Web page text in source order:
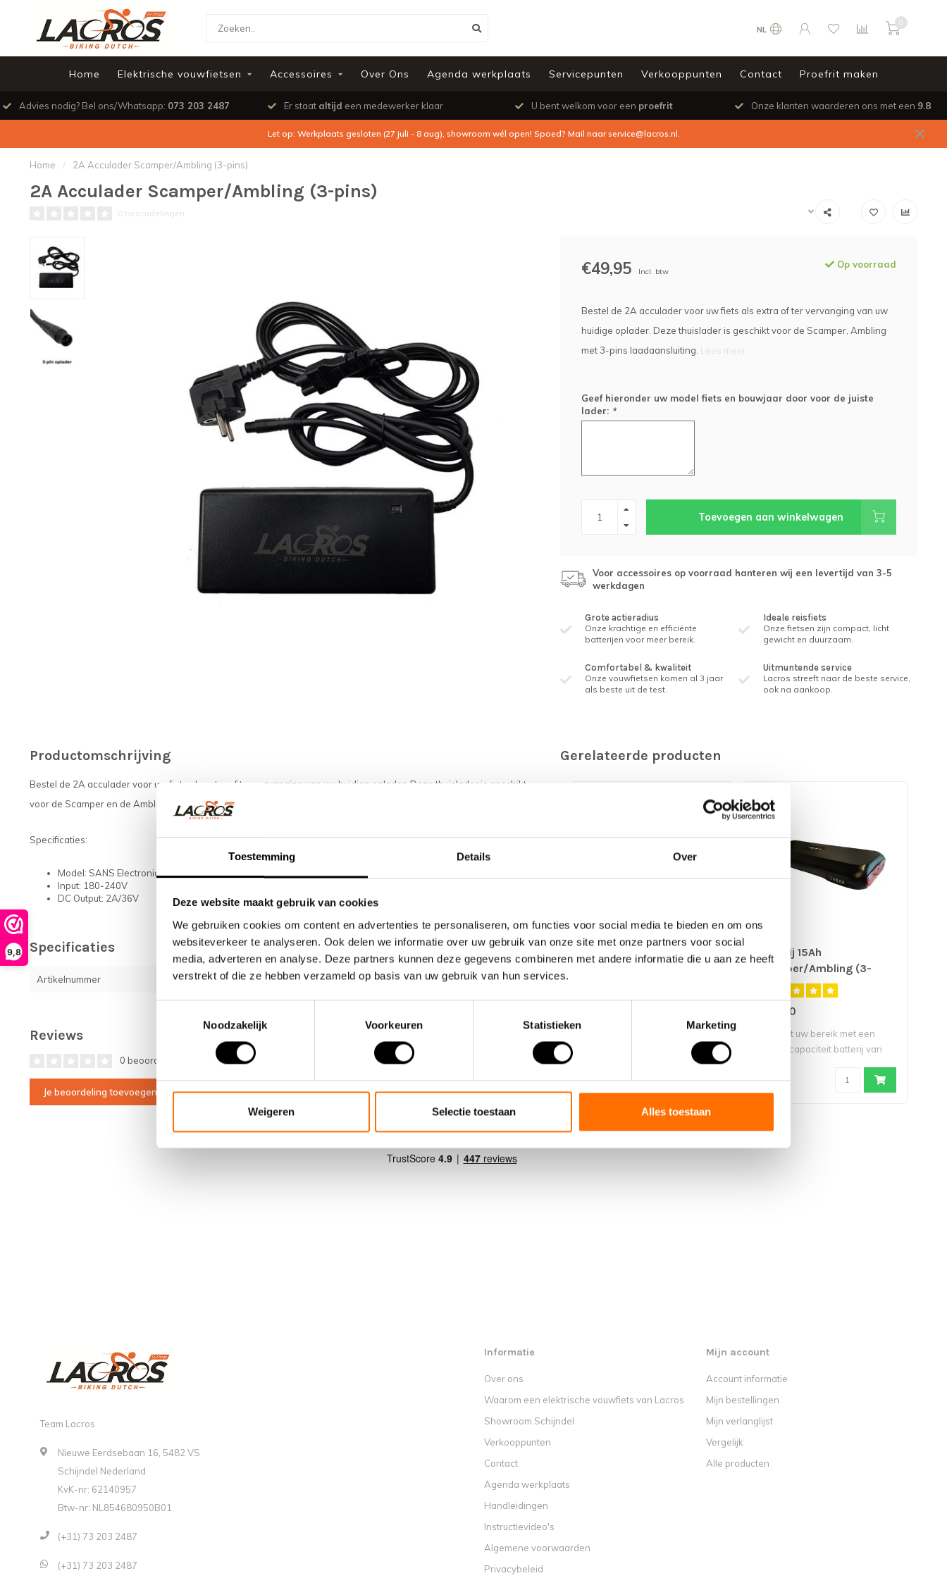
9,8
Toestemming Details Over
Deze website maakt gebruik van cookies
We gebruiken cookies om content en advertenties te personaliseren, om functies voor social media te bieden en om ons
websiteverkeer te analyseren. Ook delen we informatie over uw gebruik van onze site met onze partners voor social
media, adverteren en analyse. Deze partners kunnen deze gegevens combineren met andere informatie die u aan ze heeft
verstrekt of die ze hebben verzameld op basis van uw gebruik van hun services.
Noodzakelijk
Voorkeuren Statistieken Marketing
Weigeren Selectie toestaan Alles toestaan
NL
0
Home Elektrische vouwfietsen Accessoires Over Ons Agenda werkplaats Servicepunten Verkooppunten Contact Proefrit maken
Advies nodig? Bel ons/Whatsapp: 073 203 2487 Er staat altijd een medewerker klaar U bent welkom voor een proefrit Onze klanten waarderen ons met een 9.8
Let op: Werkplaats gesloten (27 juli - 8 aug), showroom wél open! Spoed? Mail naarservice@lacros.nl.
Home / 2A Acculader Scamper/Ambling (3-pins)
2A Acculader Scamper/Ambling (3-pins)
0 beoordelingen
€49,95 Incl. btw
Op voorraad
Bestel de 2A acculader voor uw fiets als extra of ter vervanging van uw
huidige oplader. Deze thuislader is geschikt voor de Scamper, Ambling
met 3-pins laadaansluiting.
Lees meer..
Geef hieronder uw model fiets en bouwjaar door voor de juiste
lader: *
Toevoegen aan winkelwagen
Voor accessoires op voorraad hanteren wij een levertijd van 3-5
werkdagen
Grote actieradius
Onze krachtige en efficiënte
batterijen voor meer bereik.
Ideale reisfiets
Onze fietsen zijn compact, licht
gewicht en duurzaam.
Comfortabel & kwaliteit
Onze vouwfietsen komen al 3 jaar
als beste uit de test.
Uitmuntende service
Lacros streeft naar de beste service,
ook na aankoop.
Productomschrijving
Bestel de 2A acculader voor uw fiets als extra of ter vervanging van uw huidige oplader. Deze thuislader is geschikt
voor de Scamper en de Ambling met 3-pins laadaansluiting.
Specificaties:
Model: SANS Electronics 2A
Input: 180-240V
DC Output: 2A/36V
Specificaties
Artikelnummer LPUV00BTP018
Reviews
0 beoordelingen
Je beoordeling toevoegen
Gerelateerde producten
Batterij 20Ah
Extra grote capaciteit 36V/20Ah
Lithium polymeerbatterij (hi..
Batterij 15Ah
Scamper/Ambling (3-
€450,00
Vergroot uw bereik met een
hogere capaciteit batterij van
Team Lacros
Nieuwe Eerdsebaan 16, 5482 VS
Schijndel Nederland
KvK-nr: 62140957
Btw-nr: NL854680950B01
(+31) 73 203 2487
(+31) 73 203 2487
Informatie
Over ons
Waarom een elektrische vouwfiets van Lacros
Showroom Schijndel
Verkooppunten
Contact
Agenda werkplaats
Handleidingen
Instructievideo's
Algemene voorwaarden
Privacybeleid
Mijn account
Account informatie
Mijn bestellingen
Mijn verlanglijst
Vergelijk
Alle producten